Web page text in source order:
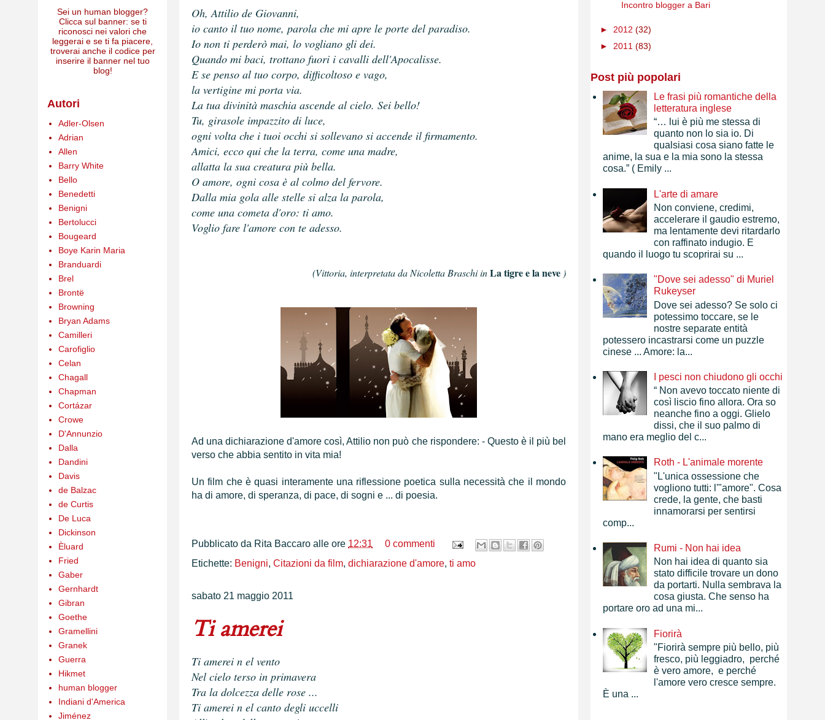
Oh, Attilio de Giovanni,
io canto il tuo nome, parola che mi apre le porte del paradiso.
Io non ti perderò mai, lo vogliano gli dei.
Quando mi baci, trottano fuori i cavalli dell'Apocalisse.
E se penso al tuo corpo, difficoltoso e vago,
la vertigine mi porta via.
La tua divinità maschia ascende al cielo. Sei bello!
Tu, girasole impazzito di luce,
ogni volta che i tuoi occhi si sollevano si accende il firmamento.
Amici, ecco qui che la terra, come una madre,
allatta la sua creatura più bella.
O amore, ogni cosa è al colmo del fervore.
Dalla mia gola alle stelle si alza la parola,
come una cometa d'oro: ti amo.
Voglio fare l'amore con te adesso.
(Vittoria, interpretata da Nicoletta Braschi inLa tigre e la neve )
Ad una dichiarazione d'amore così, Attilio non può che rispondere: - Questo è il più bel
verso che abbia sentito in vita mia!
Un film che è quasi interamente una riflessione poetica sulla necessità che il mondo
ha di amore, di speranza, di pace, di sogni e ... di poesia.
Pubblicato da Rita Baccaro alle ore 12:31
0 commenti
Etichette: Benigni, Citazioni da film, dichiarazione d'amore, ti amo
sabato 21 maggio 2011
Ti amerei
Ti amerei n el vento
Nel cielo terso in primavera
Tra la dolcezza delle rose ...
Ti amerei n el canto degli uccelli
Sei un human blogger?
Clicca sul banner: se ti
riconosci nei valori che
leggerai e se ti fa piacere,
troverai anche il codice per
inserire il banner nel tuo
blog!
Autori
Adler-Olsen
Adrian
Allen
Barry White
Bello
Benedetti
Benigni
Bertolucci
Bougeard
Boye Karin Maria
Branduardi
Brel
Brontë
Browning
Bryan Adams
Camilleri
Carofiglio
Celan
Chagall
Chapman
Cortázar
Crowe
D'Annunzio
Dalla
Dandini
Davis
de Balzac
de Curtis
De Luca
Dickinson
Èluard
Fried
Gaber
Gernhardt
Gibran
Goethe
Gramellini
Granek
Guerra
Hikmet
human blogger
Indiani d'America
Jiménez
Incontro blogger a Bari
► 2012 (32)
► 2011 (83)
Post più popolari
Le frasi più romantiche della
letteratura inglese
“… lui è più me stessa di
quanto non lo sia io. Di
qualsiasi cosa siano fatte le
anime, la sua e la mia sono la stessa
cosa.” ( Emily ...
L'arte di amare
Non conviene, credimi,
accelerare il gaudio estremo,
ma lentamente devi ritardarlo
con raffinato indugio. E
quando il luogo tu scoprirai su ...
"Dove sei adesso" di Muriel
Rukeyser
Dove sei adesso? Se solo ci
potessimo toccare, se le
nostre separate entità
potessero incastrarsi come un puzzle
cinese ... Amore: la...
I pesci non chiudono gli occhi
“ Non avevo toccato niente di
così liscio fino allora. Ora so
neanche fino a oggi. Glielo
dissi, che il suo palmo di
mano era meglio del c...
Roth - L'animale morente
"L'unica ossessione che
vogliono tutti: l'"amore". Cosa
crede, la gente, che basti
innamorarsi per sentirsi
comp...
Rumi - Non hai idea
Non hai idea di quanto sia
stato difficile trovare un dono
da portarti. Nulla sembrava la
cosa giusta. Che senso ha
portare oro ad una mi...
Fiorirà
"Fiorirà sempre più bello, più
fresco, più leggiadro, perché
è vero amore, e perché
l'amore vero cresce sempre.
È una ...